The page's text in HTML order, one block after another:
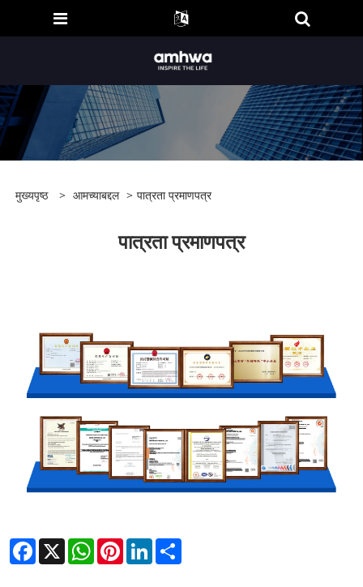
मुख्यपृष्ठ > आमच्याबद्दल > पात्रता प्रमाणपत्र
पात्रता प्रमाणपत्र
Facebook
X WhatsAppPinterestLinkedIn